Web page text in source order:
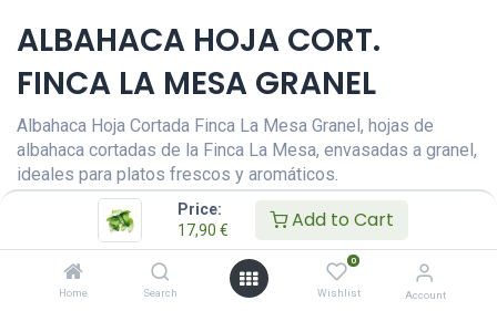
Price:
17,90 € Add to Cart
Home Search
0
Wishlist Account
ALBAHACA HOJA CORT.
FINCA LA MESA GRANEL
Albahaca Hoja Cortada Finca La Mesa Granel, hojas de
albahaca cortadas de la Finca La Mesa, envasadas a granel,
ideales para platos frescos y aromáticos.
IVA Incluido
AÑADIR A LA CESTA